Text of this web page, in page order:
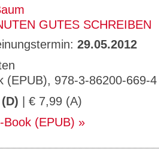
GUTES SCHREIBEN
29.05.2012
(EPUB), 978-3-86200-669-4
| € 7,99 (A)
Book (EPUB)